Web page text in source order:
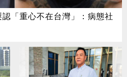
「重心不在台灣」：病態社